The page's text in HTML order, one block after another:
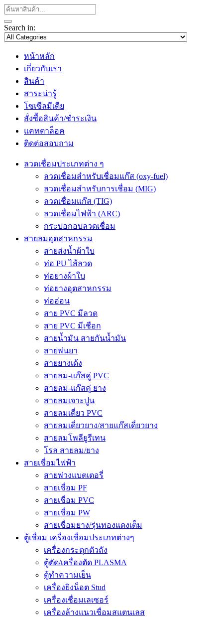
Search in:
หน้าหลัก
เกี่ยวกับเรา
สินค้า
สาระน่ารู้
โซเซีลมีเดีย
สั่งซื้อสินค้า/ชำระเงิน
แคทตาล็อค
ติดต่อสอบถาม
ลวดเชื่อมประเภทต่าง ๆ
ลวดเชื่อมสำหรับเชื่อมแก๊ส (oxy-fuel)
ลวดเชื่อมสำหรับการเชื่อม (MIG)
ลวดเชื่อมแก๊ส (TIG)
ลวดเชื่อมไฟฟ้า (ARC)
กระบอกอบลวดเชื่อม
สายลมอุตสาหกรรม
สายส่งน้ำผ้าใบ
ท่อ PU ไส้ลวด
ท่อยางผ้าใบ
ท่อยางอุตสาหกรรม
ท่ออ่อน
สาย PVC มีลวด
สาย PVC มีเชือก
สายน้ำมัน สายกันน้ำมัน
สายพ่นยา
สายยางเด้ง
สายลม-แก๊สคู่ PVC
สายลม-แก๊สคู่ ยาง
สายลมเจาะปูน
สายลมเดี่ยว PVC
สายลมเดี่ยวยาง/สายแก๊สเดี่ยวยาง
สายลมโพลียูรีเทน
โรล สายลม/ยาง
สายเชื่อมไฟฟ้า
สายพ่วงแบตเตอรี่
สายเชื่อม PF
สายเชื่อม PVC
สายเชื่อม PW
สายเชื่อมยาง/รุ่นทองแดงเต็ม
ตู้เชื่อม เครื่องเชื่อมประเภทต่างๆ
เครื่องกระตุกตัวถัง
ตู้ตัด/เครื่องตัด PLASMA
ตู้ทำความเย็น
เครื่องยิงน็อต Stud
เครื่องเชื่อมเลเซอร์
เครื่องล้างแนวเชื่อมสแตนเลส